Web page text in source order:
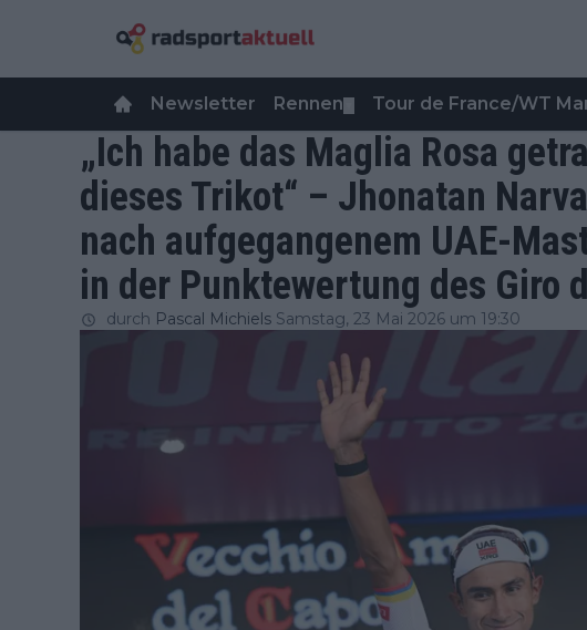
Newsletter Rennen Tour de France/WT
„Ich habe das Maglia Rosa
dieses Trikot“ – Jhonatan
nach aufgegangenem UAE-
in der Punktewertung des Giro
durch Pascal Michiels Samstag, 23 Mai 2026 um 19:30